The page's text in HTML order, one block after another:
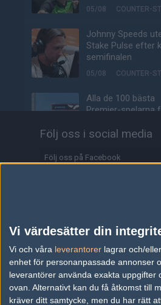
Vi värdesätter din
Vi och våra leverantorer lagrar och/
enhet för personanpassade annonser
leverantörer använda exakta uppgifter
ovan. Alternativt kan du få åtkomst till
kräver ditt samtycke, men du har rätt
05/08 COUNTER-
Johnny Speeds
Stake Pulse efter
semifinalen
05/08 COUNTER-
Alla de 100 bästa
Premier-spelarna
05/08 COUNTER-
Valves nya VR-
Tonåring släppte
skämtspel för 1
tjänade miljoner
04/08 ALLA
Media: jL klar för
– hoppar in för
Följ oss i social media
Följ oss på Facebook
Information
Annonsering
Copyright och Privacy Policy